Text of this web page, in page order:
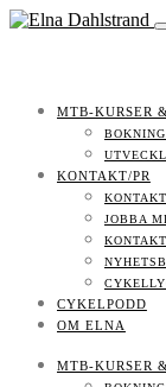
MTB-KURSER
KONTAKT/PR
KONTAKT
JOBBA
KONTAKT
CYKELPODD
OM ELNA
MTB-KURSER